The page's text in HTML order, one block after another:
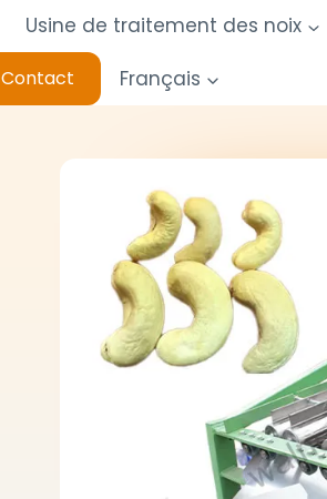
Usine de traitement des noix
Contact Français